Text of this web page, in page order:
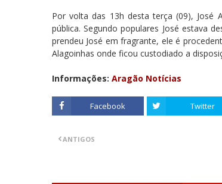
Por volta das 13h desta terça (09), José
pública. Segundo populares José estava
prendeu José em fragrante, ele é
Alagoinhas onde ficou custodiado a
Informações: Aragão Notícias
Facebook Twitter
ANTIGOS